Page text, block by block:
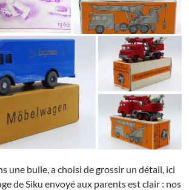
une bulle, a choisi de grossir un détail, ici
de Siku envoyé aux parents est clair : nos